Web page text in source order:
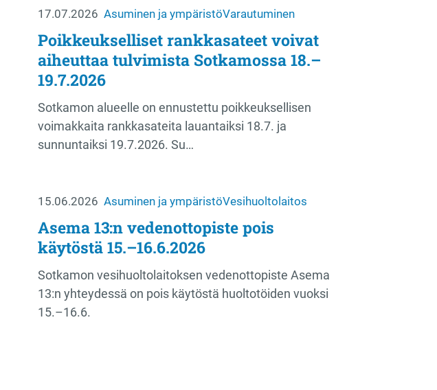
17.07.2026 Asuminen ja ympäristöVarautuminen
Poikkeukselliset rankkasateet voivat
aiheuttaa tulvimista Sotkamossa 18.–
19.7.2026
Sotkamon alueelle on ennustettu poikkeuksellisen
voimakkaita rankkasateita lauantaiksi 18.7. ja
sunnuntaiksi 19.7.2026. Su…
15.06.2026 Asuminen ja ympäristöVesihuoltolaitos
Asema 13:n vedenottopiste pois
käytöstä 15.–16.6.2026
Sotkamon vesihuoltolaitoksen vedenottopiste Asema
13:n yhteydessä on pois käytöstä huoltotöiden vuoksi
15.–16.6.